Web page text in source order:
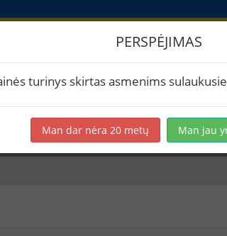
kavos stautas
PERSPĖJIMAS
turinys skirtas asmenims
Man dar nėra 20 metų Man jau